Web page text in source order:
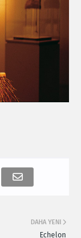
DAHA YENI
Echelon